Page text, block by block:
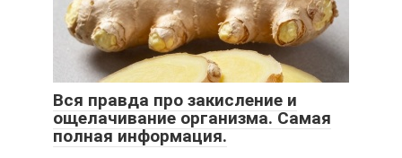
Вся правда про закисление и
ощелачивание организма. Самая
полная информация.